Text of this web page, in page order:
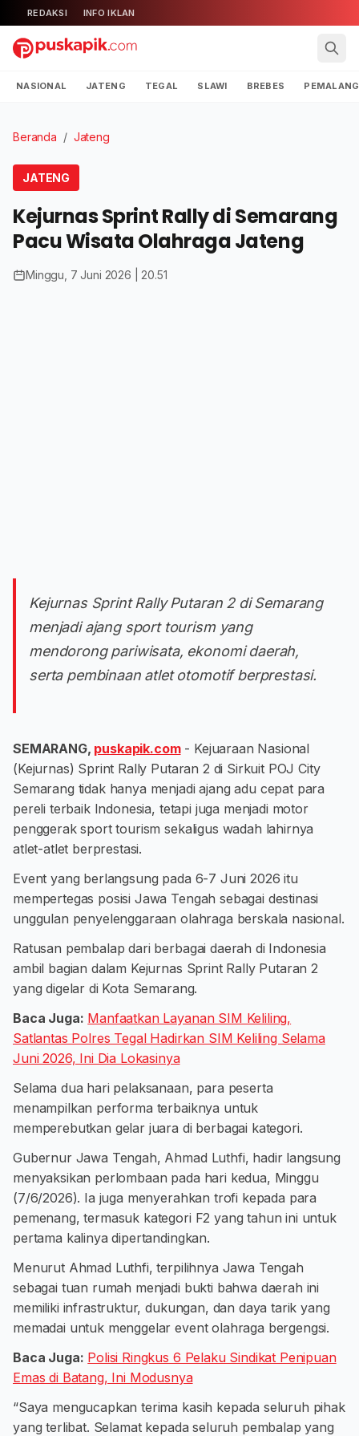
REDAKSI INFO IKLAN
NASIONAL JATENG TEGAL SLAWI BREBES PEMALANG
Beranda / Jateng
JATENG
Kejurnas Sprint Rally di Semarang
Pacu Wisata Olahraga Jateng
Minggu, 7 Juni 2026 | 20.51
Kejurnas Sprint Rally Putaran 2 di Semarang
menjadi ajang sport tourism yang
mendorong pariwisata, ekonomi daerah,
serta pembinaan atlet otomotif berprestasi.
SEMARANG, puskapik.com- Kejuaraan Nasional
(Kejurnas) Sprint Rally Putaran 2 di Sirkuit POJ City
Semarang tidak hanya menjadi ajang adu cepat para
pereli terbaik Indonesia, tetapi juga menjadi motor
penggerak sport tourism sekaligus wadah lahirnya
atlet-atlet berprestasi.
Event yang berlangsung pada 6-7 Juni 2026 itu
mempertegas posisi Jawa Tengah sebagai destinasi
unggulan penyelenggaraan olahraga berskala nasional.
Ratusan pembalap dari berbagai daerah di Indonesia
ambil bagian dalam Kejurnas Sprint Rally Putaran 2
yang digelar di Kota Semarang.
Baca Juga: Manfaatkan Layanan SIM Keliling,
Satlantas Polres Tegal Hadirkan SIM Keliling Selama
Juni 2026, Ini Dia Lokasinya
Selama dua hari pelaksanaan, para peserta
menampilkan performa terbaiknya untuk
memperebutkan gelar juara di berbagai kategori.
Gubernur Jawa Tengah, Ahmad Luthfi, hadir langsung
menyaksikan perlombaan pada hari kedua, Minggu
(7/6/2026). Ia juga menyerahkan trofi kepada para
pemenang, termasuk kategori F2 yang tahun ini untuk
pertama kalinya dipertandingkan.
Menurut Ahmad Luthfi, terpilihnya Jawa Tengah
sebagai tuan rumah menjadi bukti bahwa daerah ini
memiliki infrastruktur, dukungan, dan daya tarik yang
memadai untuk menggelar event olahraga bergengsi.
Baca Juga: Polisi Ringkus 6 Pelaku Sindikat Penipuan
Emas di Batang, Ini Modusnya
“Saya mengucapkan terima kasih kepada seluruh pihak
yang terlibat. Selamat kepada seluruh pembalap yang